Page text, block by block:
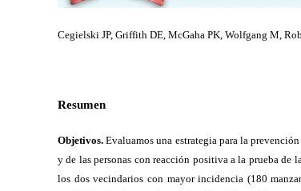
Cegielski JP, Griffith DE, McGaha PK, Wolfgang M,
Resumen
Objetivos.Evaluamos una estrategia para la
y de las personas con reacción positiva a la prueba
los dos vecindarios con mayor incidencia (180